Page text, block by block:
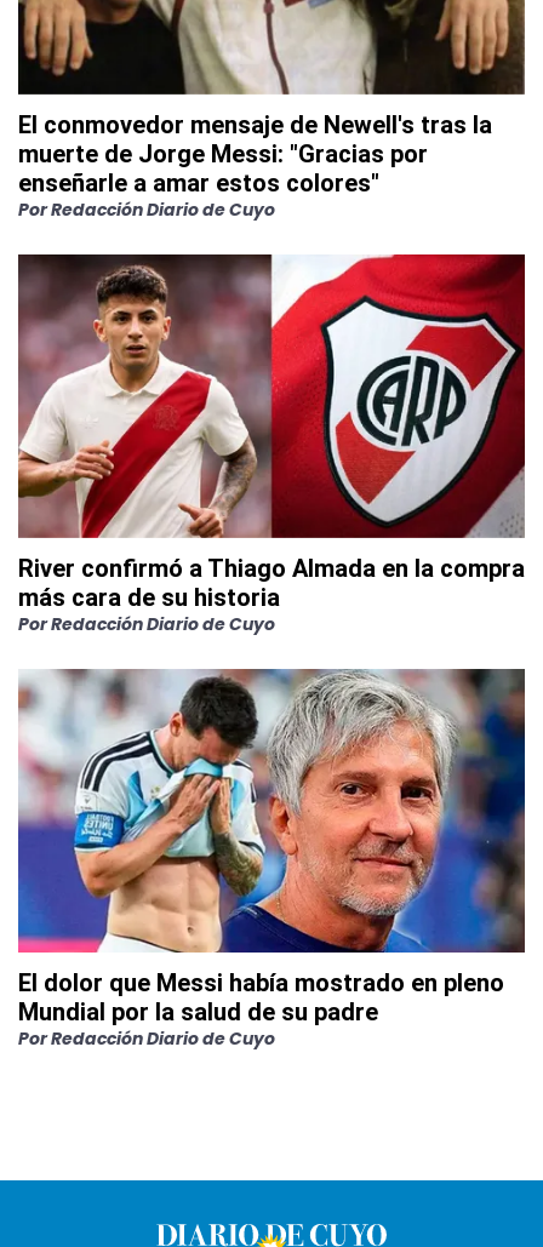
El conmovedor mensaje de Newell's tras la
muerte de Jorge Messi: "Gracias por
enseñarle a amar estos colores"
PorRedacción Diario de Cuyo
River confirmó a Thiago Almada en la compra
más cara de su historia
PorRedacción Diario de Cuyo
El dolor que Messi había mostrado en pleno
Mundial por la salud de su padre
PorRedacción Diario de Cuyo